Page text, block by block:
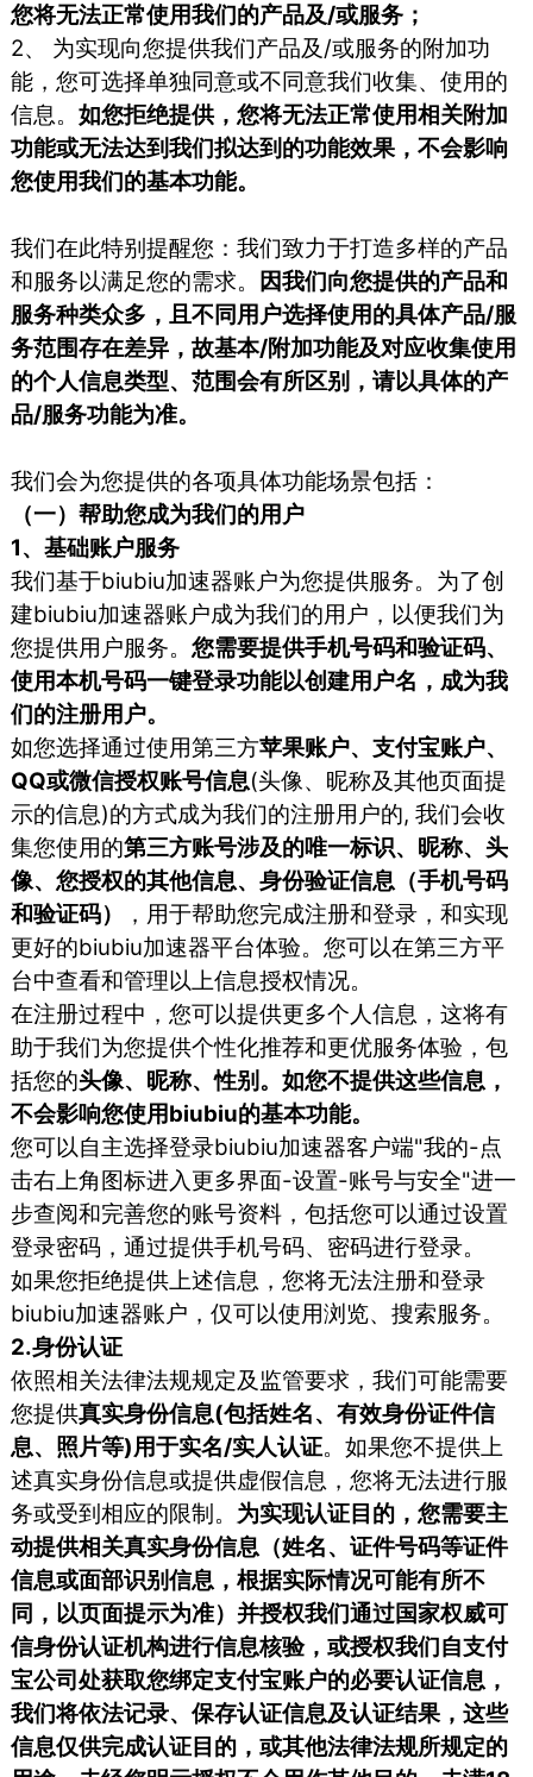
您将无法正常使用我们的产品及/或服务；
2、 为实现向您提供我们产品及/或服务的附加功
能，您可选择单独同意或不同意我们收集、使用的
信息。如您拒绝提供，您将无法正常使用相关附加
功能或无法达到我们拟达到的功能效果，不会影响
您使用我们的基本功能。
我们在此特别提醒您：我们致力于打造多样的产品
和服务以满足您的需求。
因我们向您提供的产品和
服务种类众多，且不同用户选择使用的具体产品/服
务范围存在差异，故基本/附加功能及对应收集使用
的个人信息类型、范围会有所区别，请以具体的产
品/服务功能为准。
我们会为您提供的各项具体功能场景包括：
（一）帮助您成为我们的用户
1、基础账户服务
我们基于biubiu加速器账户为您提供服务。为了创
建biubiu加速器账户成为我们的用户，以便我们为
您提供用户服务。您需要提供手机号码和验证码、
使用本机号码一键登录功能以创建用户名，成为我
们的注册用户。
如您选择通过使用第三方苹果账户、支付宝账户、
QQ或微信授权账号信息(头像、昵称及其他页面提
示的信息)的方式成为我们的注册用户的, 我们会收
集您使用的第三方账号涉及的唯一标识、昵称、头
像、您授权的其他信息、身份验证信息（手机号码
和验证码）
，用于帮助您完成注册和登录，和实现
更好的biubiu加速器平台体验。您可以在第三方平
台中查看和管理以上信息授权情况。
在注册过程中，您可以提供更多个人信息，这将有
助于我们为您提供个性化推荐和更优服务体验，包
括您的头像、昵称、性别。如您不提供这些信息，
不会影响您使用biubiu的基本功能。
您可以自主选择登录biubiu加速器客户端"我的-点
击右上角图标进入更多界面-设置-账号与安全"进一
步查阅和完善您的账号资料，包括您可以通过设置
登录密码，通过提供手机号码、密码进行登录。
如果您拒绝提供上述信息，您将无法注册和登录
biubiu加速器账户，仅可以使用浏览、搜索服务。
2.身份认证
依照相关法律法规规定及监管要求，我们可能需要
您提供真实身份信息(包括姓名、有效身份证件信
息、照片等)用于实名/实人认证。如果您不提供上
述真实身份信息或提供虚假信息，您将无法进行服
务或受到相应的限制。 为实现认证目的，您需要主
动提供相关真实身份信息（姓名、证件号码等证件
信息或面部识别信息，根据实际情况可能有所不
同，以页面提示为准）并授权我们通过国家权威可
信身份认证机构进行信息核验，或授权我们自支付
宝公司处获取您绑定支付宝账户的必要认证信息，
我们将依法记录、保存认证信息及认证结果，这些
信息仅供完成认证目的，或其他法律法规所规定的